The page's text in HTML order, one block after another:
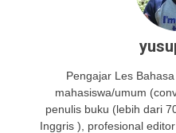
Pengajar Les
mahasiswa/umum
penulis buku (lebih dari
Inggris ), profesional